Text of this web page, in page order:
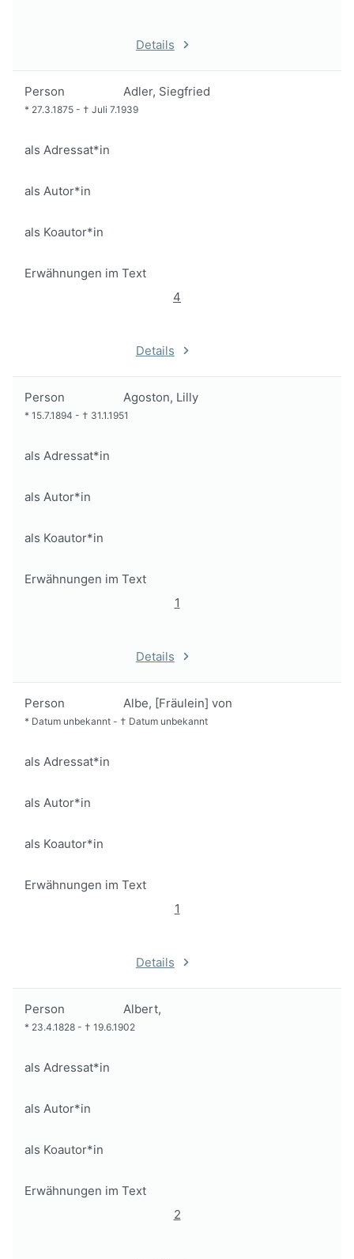
Details
Person Adler, Siegfried
* 27.3.1875 - † Juli 7.1939
als Adressat*in
als Autor*in
als Koautor*in
Erwähnungen im Text
4
Details
Person Agoston, Lilly
* 15.7.1894 - † 31.1.1951
als Adressat*in
als Autor*in
als Koautor*in
Erwähnungen im Text
1
Details
Person Albe, [Fräulein] von
* Datum unbekannt - † Datum unbekannt
als Adressat*in
als Autor*in
als Koautor*in
Erwähnungen im Text
1
Details
Person Albert,
* 23.4.1828 - † 19.6.1902
als Adressat*in
als Autor*in
als Koautor*in
Erwähnungen im Text
2